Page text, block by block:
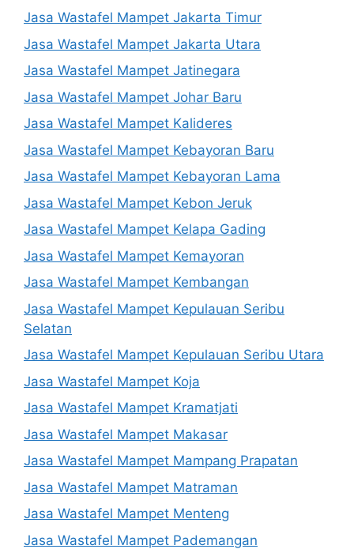
Jasa Wastafel Mampet Jakarta Timur
Jasa Wastafel Mampet Jakarta Utara
Jasa Wastafel Mampet Jatinegara
Jasa Wastafel Mampet Johar Baru
Jasa Wastafel Mampet Kalideres
Jasa Wastafel Mampet Kebayoran Baru
Jasa Wastafel Mampet Kebayoran Lama
Jasa Wastafel Mampet Kebon Jeruk
Jasa Wastafel Mampet Kelapa Gading
Jasa Wastafel Mampet Kemayoran
Jasa Wastafel Mampet Kembangan
Jasa Wastafel Mampet Kepulauan Seribu
Selatan
Jasa Wastafel Mampet Kepulauan Seribu Utara
Jasa Wastafel Mampet Koja
Jasa Wastafel Mampet Kramatjati
Jasa Wastafel Mampet Makasar
Jasa Wastafel Mampet Mampang Prapatan
Jasa Wastafel Mampet Matraman
Jasa Wastafel Mampet Menteng
Jasa Wastafel Mampet Pademangan